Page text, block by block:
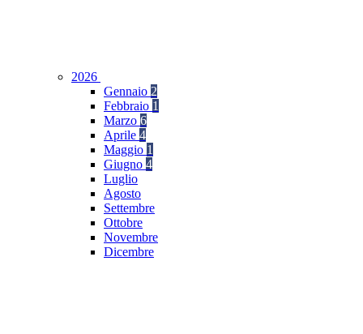
2026
Gennaio 2
Febbraio 1
Marzo 6
Aprile 4
Maggio 1
Giugno 4
Luglio
Agosto
Settembre
Ottobre
Novembre
Dicembre